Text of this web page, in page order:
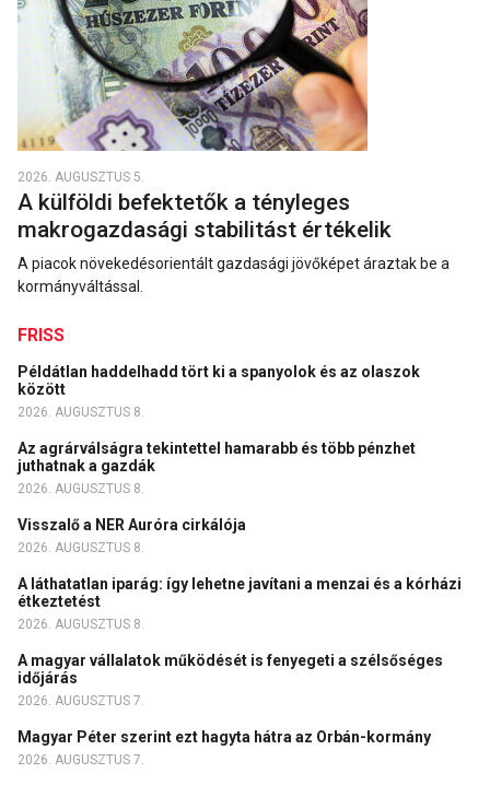
2026. AUGUSZTUS 5.
A külföldi befektetők a tényleges
makrogazdasági stabilitást értékelik
A piacok növekedésorientált gazdasági jövőképet áraztak be a
kormányváltással.
FRISS
Példátlan haddelhadd tört ki a spanyolok és az olaszok
között
2026. AUGUSZTUS 8.
Az agrárválságra tekintettel hamarabb és több pénzhet
juthatnak a gazdák
2026. AUGUSZTUS 8.
Visszalő a NER Auróra cirkálója
2026. AUGUSZTUS 8.
A láthatatlan iparág: így lehetne javítani a menzai és a kórházi
étkeztetést
2026. AUGUSZTUS 8.
A magyar vállalatok működését is fenyegeti a szélsőséges
időjárás
2026. AUGUSZTUS 7.
Magyar Péter szerint ezt hagyta hátra az Orbán-kormány
2026. AUGUSZTUS 7.